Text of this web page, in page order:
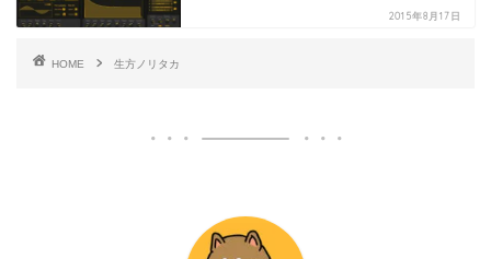
2015年8月17日
HOME 生方ノリタカ